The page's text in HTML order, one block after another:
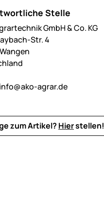
Stelle
GmbH & Co. KG
Str. 4
info@ako-agrar.de
zum Artikel? Hierstellen!